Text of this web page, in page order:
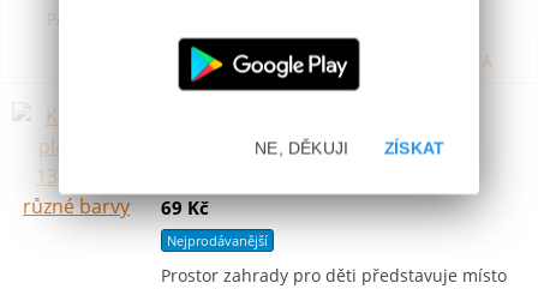
Podle názvu od A do Z
Od nejlevnějšího
Podle názvu od Z do A
69 Kč
Nejprodávanější
Prostor zahrady pro děti představuje místo
ZÍSKAT
NE, DĚKUJI